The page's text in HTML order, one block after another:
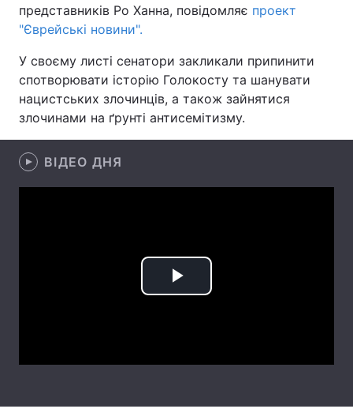
Економіка
Спорт Наука
Техно і зв'язок Лайт
Здоров'я
представників Ро Ханна, повідомляє проект
"Єврейські новини".
У своєму листі сенатори закликали припинити
спотворювати історію Голокосту та шанувати
нацистських злочинців, а також зайнятися
злочинами на ґрунті антисемітизму.
ВІДЕО ДНЯ
Play